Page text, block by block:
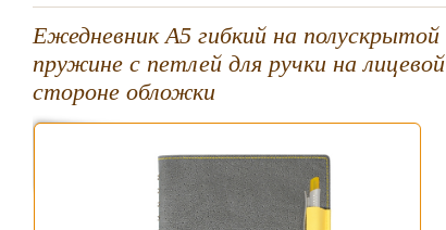
Ежедневник А5 гибкий на полускрытой
пружине с петлей для ручки на лицевой
стороне обложки